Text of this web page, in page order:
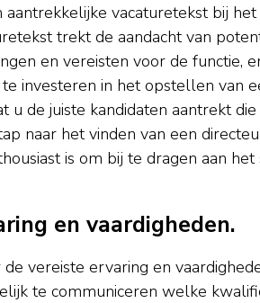
vacaturetekst bij
trekt de aandacht van
en vereisten voor de functie,
investeren in het opstellen van
de juiste kandidaten aantrekt
naar het vinden van een
is om bij te dragen aan het
en vaardigheden.
vereiste ervaring en
te communiceren welke